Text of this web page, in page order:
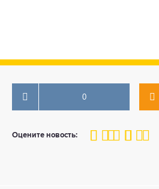
0
Оцените новость:
100
1 2 3 4 5